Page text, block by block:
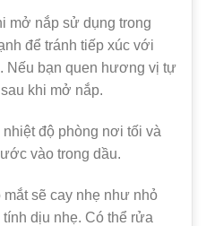
mở nắp sử dụng trong
để tránh tiếp xúc với
Nếu bạn quen hương vị tự
khi mở nắp.
độ phòng nơi tối và
vào trong dầu.
sẽ cay nhẹ như nhỏ
dịu nhẹ. Có thể rửa